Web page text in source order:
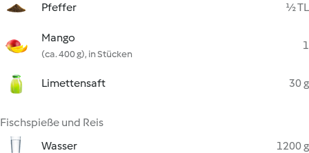
Pfeffer ½ TL
Mango
(ca. 400 g), in Stücken
1
Limettensaft 30 g
Fischspieße und Reis
Wasser
1200 g